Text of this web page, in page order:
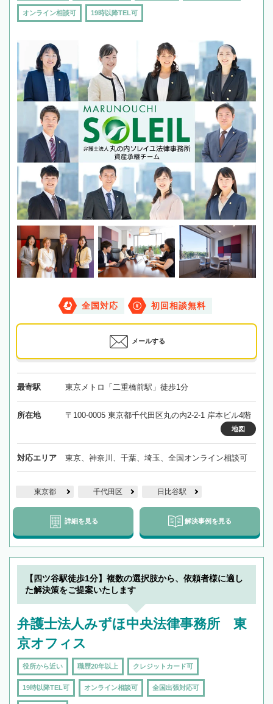
オンライン相談可 19時以降TEL可
全国対応 初回相談無料
メールする
最寄駅 東京メトロ「二重橋前駅」徒歩1分
所在地 〒100-0005 東京都千代田区丸の内2-2-1 岸本ビル4階
地図
対応エリア 東京、神奈川、千葉、埼玉、全国オンライン相談可
東京都 千代田区 日比谷駅
詳細を見る 解決事例を見る
【四ツ谷駅徒歩1分】複数の選択肢から、依頼者様に適し
た解決策をご提案いたします
弁護士法人みずほ中央法律事務所 東
京オフィス
役所から近い 職歴20年以上 クレジットカード可
19時以降TEL可 オンライン相談可 全国出張対応可